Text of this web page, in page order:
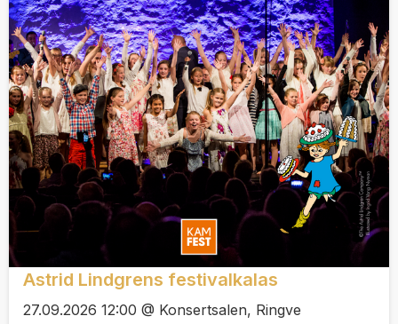
Astrid Lindgrens festivalkalas
27.09.2026 12:00 @ Konsertsalen, Ringve